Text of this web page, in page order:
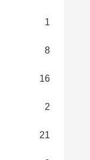
1
8
16
2
21